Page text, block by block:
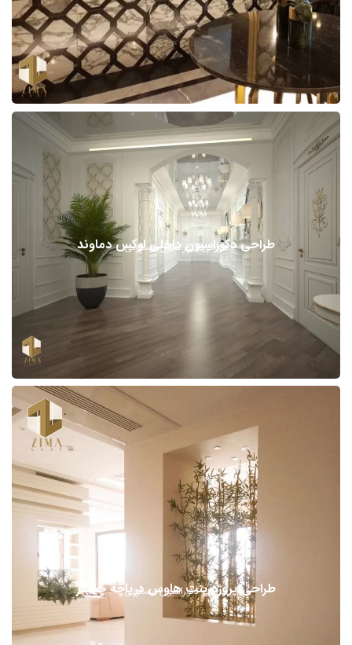
طراحی دکوراسیون مسکونی
طراحی دکوراسیون داخلی لوکس دماوند
طراحی دکوراسیون مسکونی
طراحی پروژه پنت هاوس دریاچه چیتگر